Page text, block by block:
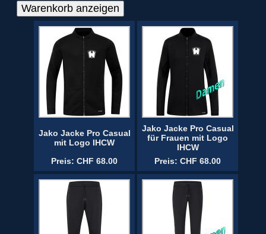
Jako Jacke Pro Casual
mit Logo IHCW
Preis: CHF 68.00
Jako Jacke Pro Casual
für Frauen mit Logo
IHCW
Preis: CHF 68.00